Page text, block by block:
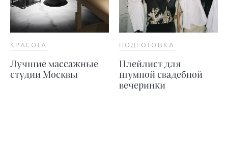
КРАСОТА
Лучшие массажные
студии Москвы
ПОДГОТОВКА
Плейлист для
шумной свадебной
вечеринки